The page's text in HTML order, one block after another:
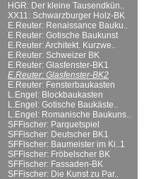
HGR: Der kleine Tausendkün..
XX11: Schwarzburger Holz-BK
E.Reuter: Renaissance Bauku..
E.Reuter: Gotische Baukunst
E.Reuter: Architekt. Kurzwe..
E.Reuter: Schweizer BK
E.Reuter: Glasfenster-BK1
E.Reuter: Glasfenster-BK2
E.Reuter: Fensterbaukasten
L.Engel: Blockbaukasten
L.Engel: Gotische Baukäste..
L.Engel: Romanische Baukuns..
SFFischer: Parquetspiel
SFFischer: Deutscher BK1
SFFischer: Baumeister im Ki..1
SFFischer: Fröbelscher BK
SFFischer: Fassaden-BK
SFFischer: Die Kunst zu Par..